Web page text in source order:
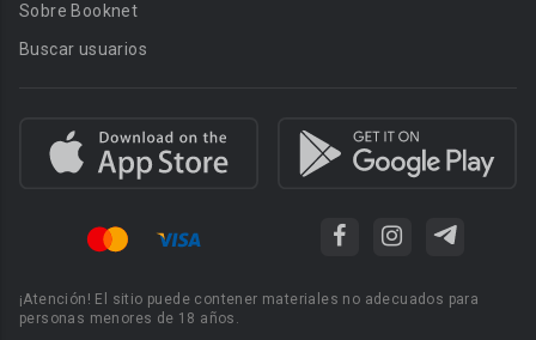
Sobre Booknet
Buscar usuarios
¡Atención! El sitio puede contener materiales no adecuados para
personas menores de 18 años.